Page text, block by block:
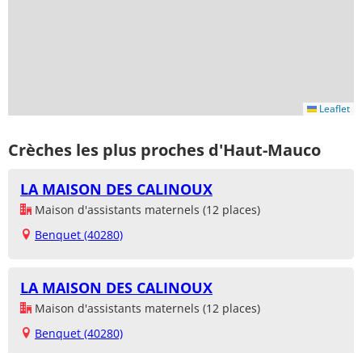
Leaflet
Crèches les plus proches d'Haut-Mauco
LA MAISON DES CALINOUX
Maison d'assistants maternels (12 places)
Benquet (40280)
LA MAISON DES CALINOUX
Maison d'assistants maternels (12 places)
Benquet (40280)